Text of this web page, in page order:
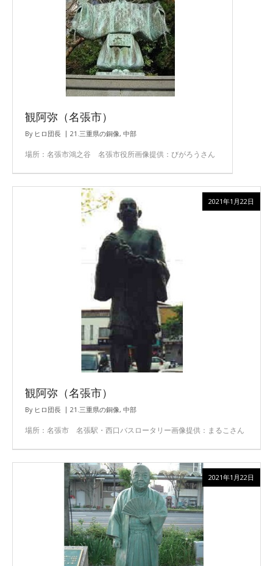
観阿弥（名張市）
By ヒロ団長 21.三重県の銅像, 中部
場所：名張市鴻之谷 名張市役所画像提供：びがろうさん
観阿弥（名張市）
By ヒロ団長 21.三重県の銅像, 中部
場所：名張市 名張駅・西口バスロータリー画像提供：まるこさん
2021年1月22日
2021年1月22日